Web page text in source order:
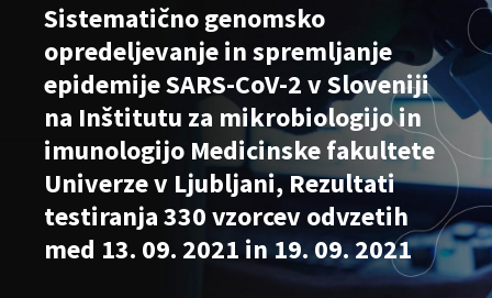
Sistematično genomsko
opredeljevanje in spremljanje
epidemije SARS-CoV-2 v Sloveniji
na Inštitutu za mikrobiologijo in
imunologijo Medicinske fakultete
Univerze v Ljubljani, Rezultati
testiranja 330 vzorcev odvzetih
med 13. 09. 2021 in 19. 09. 2021